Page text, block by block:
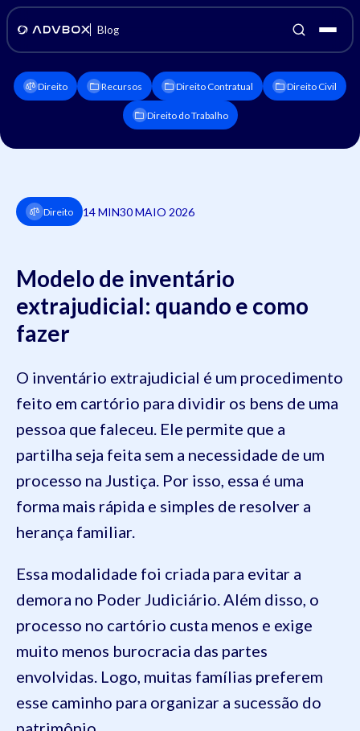
Blog
Direito Recursos Direito Contratual Direito Civil
Direito do Trabalho
Direito 14 MIN30 MAIO 2026
Modelo de inventário
extrajudicial: quando e como
fazer
O inventário extrajudicial é um procedimento
feito em cartório para dividir os bens de uma
pessoa que faleceu. Ele permite que a
partilha seja feita sem a necessidade de um
processo na Justiça. Por isso, essa é uma
forma mais rápida e simples de resolver a
herança familiar.
Essa modalidade foi criada para evitar a
demora no Poder Judiciário. Além disso, o
processo no cartório custa menos e exige
muito menos burocracia das partes
envolvidas. Logo, muitas famílias preferem
esse caminho para organizar a sucessão do